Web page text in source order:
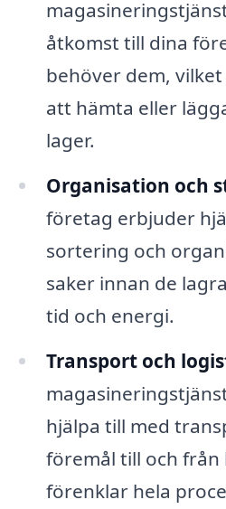
åtkomst till dina
behöver dem,
att hämta eller
lager.
Organisation och
företag erbjuder
sortering och
saker innan de
tid och energi.
Transport och
hjälpa till med
föremål till och från
förenklar hela